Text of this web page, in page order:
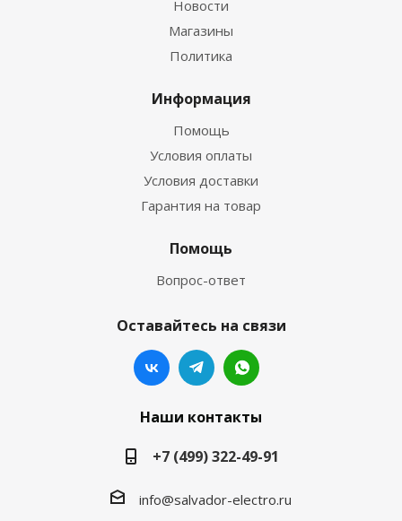
Новости
Магазины
Политика
Информация
Помощь
Условия оплаты
Условия доставки
Гарантия на товар
Помощь
Вопрос-ответ
Оставайтесь на связи
Наши контакты
+7 (499) 322-49-91
info@salvador-electro.ru